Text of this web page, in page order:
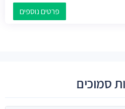
פרטים נוספים
סמוכים